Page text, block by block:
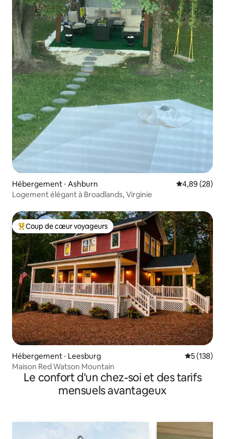
Hébergement ⋅ Ashburn Évaluation
4,89 (28)
Logement élégant à Broadlands, Virginie
Coups de cœur voyageurs les plus appréciés
Coup de cœur voyageurs
Hébergement ⋅ Leesburg Évaluation
5 (138)
Maison Red Watson Mountain
Le confort d'un chez-soi et des tarifs
mensuels avantageux